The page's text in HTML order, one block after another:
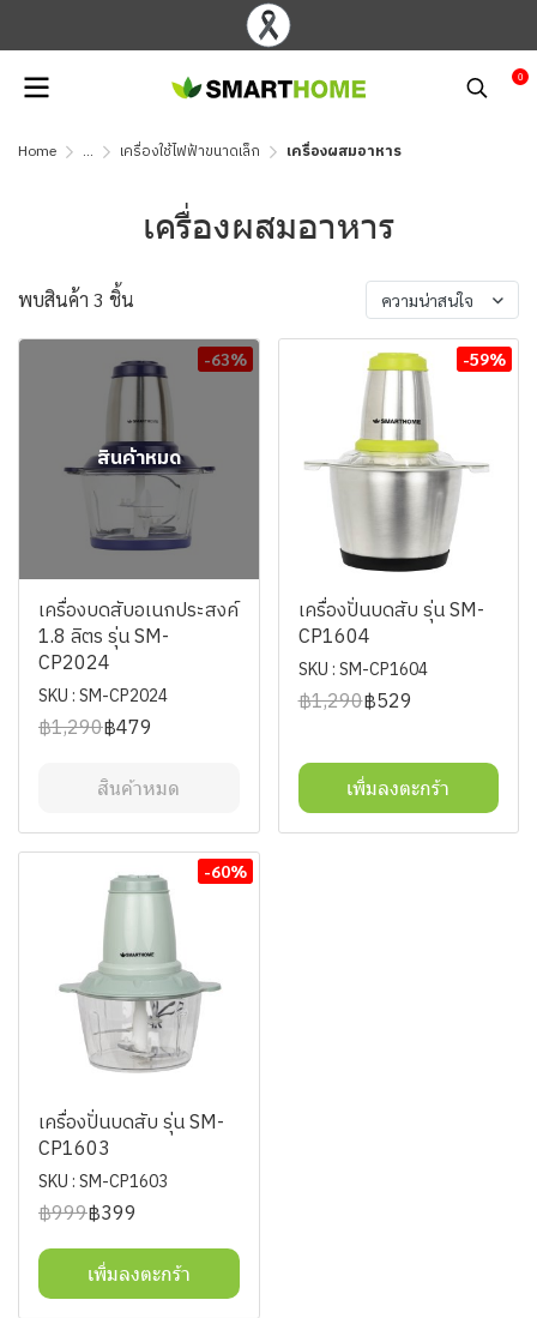
0
Home ... เครื่องใช้ไฟฟ้าขนาดเล็ก เครื่องผสมอาหาร
เครื่องผสมอาหาร
พบสินค้า 3 ชิ้น ความน่าสนใจ
-63%
สินค้าหมด
เครื่องบดสับอเนกประสงค์
1.8 ลิตร รุ่น SM-
CP2024
SKU : SM-CP2024
฿1,290฿479
สินค้าหมด
-59%
เครื่องปั่นบดสับ รุ่น SM-
CP1604
SKU : SM-CP1604
฿1,290฿529
เพิ่มลงตะกร้า
-60%
เครื่องปั่นบดสับ รุ่น SM-
CP1603
SKU : SM-CP1603
฿999฿399
เพิ่มลงตะกร้า